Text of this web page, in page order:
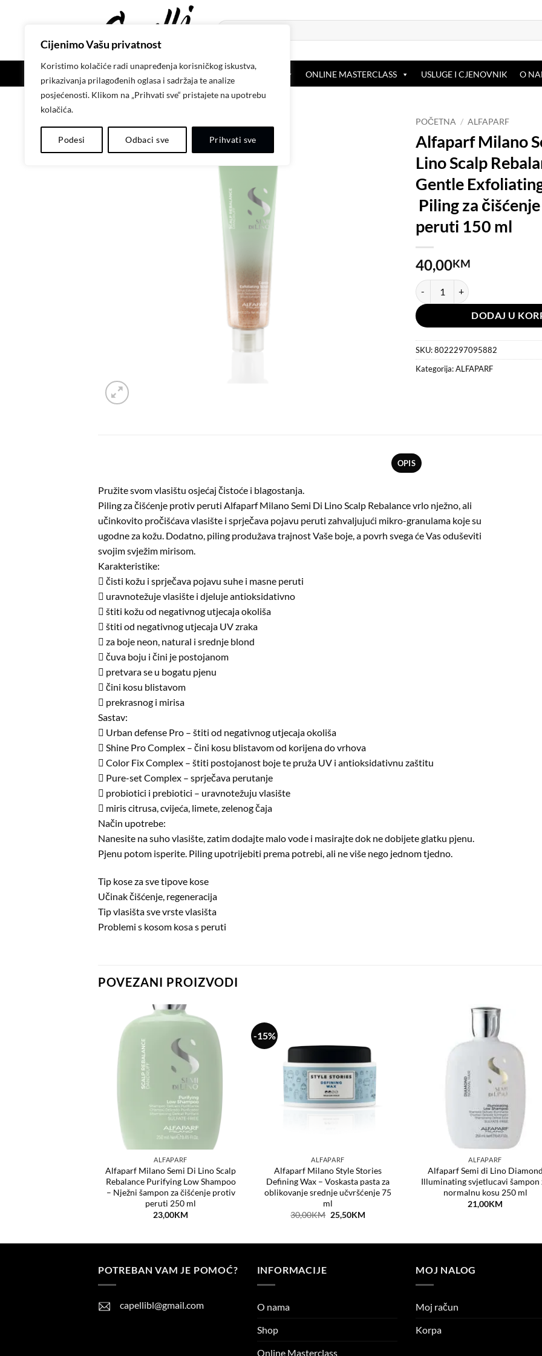
Cijenimo Vašu privatnost
Koristimo kolačiće radi unapređenja korisničkog iskustva,
prikazivanja prilagođenih oglasa i sadržaja te analize
posjećenosti. Klikom na „Prihvati sve“ pristajete na upotrebu
kolačića.
Podesi Odbaci sve Prihvati sve
Pretraži:
ONLINE MASTERCLASS USLUGE I CJENOVNIK O
POČETNA / ALFAPARF
Alfaparf Milano
Lino Scalp
Gentle
Piling za
peruti 150 ml
40,00KM
Alfaparf Milano Semi Di Lino
DODAJ U
SKU:8022297095882
Kategorija:ALFAPARF
OPIS
Pružite svom vlasištu osjećaj čistoće i blagostanja.
Piling za čišćenje protiv peruti Alfaparf Milano Semi Di Lino Scalp Rebalance vrlo nježno, ali
učinkovito pročišćava vlasište i sprječava pojavu peruti zahvaljujući mikro-granulama koje su
ugodne za kožu. Dodatno, piling produžava trajnost Vaše boje, a povrh svega će Vas oduševiti
svojim svježim mirisom.
Karakteristike:
 čisti kožu i sprječava pojavu suhe i masne peruti
 uravnotežuje vlasište i djeluje antioksidativno
 štiti kožu od negativnog utjecaja okoliša
 štiti od negativnog utjecaja UV zraka
 za boje neon, natural i srednje blond
 čuva boju i čini je postojanom
 pretvara se u bogatu pjenu
 čini kosu blistavom
 prekrasnog i mirisa
Sastav:
 Urban defense Pro – štiti od negativnog utjecaja okoliša
 Shine Pro Complex – čini kosu blistavom od korijena do vrhova
 Color Fix Complex – štiti postojanost boje te pruža UV i antioksidativnu zaštitu
 Pure-set Complex – sprječava perutanje
 probiotici i prebiotici – uravnotežuju vlasište
 miris citrusa, cvijeća, limete, zelenog čaja
Način upotrebe:
Nanesite na suho vlasište, zatim dodajte malo vode i masirajte dok ne dobijete glatku pjenu.
Pjenu potom isperite. Piling upotrijebiti prema potrebi, ali ne više nego jednom tjedno.
Tip kose za sve tipove kose
Učinak čišćenje, regeneracija
Tip vlasišta sve vrste vlasišta
Problemi s kosom kosa s peruti
POVEZANI PROIZVODI
Dodaj
na
listu
želja
ALFAPARF
Alfaparf Milano Semi Di Lino Scalp
Rebalance Purifying Low Shampoo
– Nježni šampon za čišćenje protiv
peruti 250 ml
23,00KM
-15%
ALFAPARF
Alfaparf Milano Style Stories
Defining Wax – Voskasta pasta za
oblikovanje srednje učvršćenje 75
ml
30,00KM Original
25,50KMCurrent
ALFAPARF
Alfaparf Semi di Lino Diamond
Illuminating svjetlucavi šampon
normalnu kosu 250 ml
21,00KM
POTREBAN VAM JE POMOĆ?
capellibl@gmail.com
INFORMACIJE
O nama
Shop
Online Masterclass
MOJ NALOG
Moj račun
Korpa